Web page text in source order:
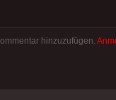
hinzuzufügen.